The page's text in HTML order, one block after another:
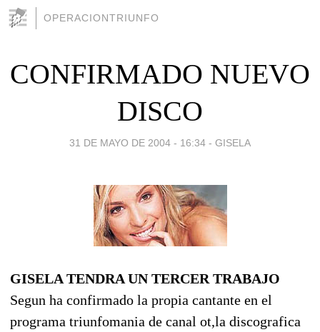
OPERACIONTRIUNFO
CONFIRMADO NUEVO
DISCO
31 DE MAYO DE 2004 - 16:34 - GISELA
GISELA TENDRA UN TERCER TRABAJO
Segun ha confirmado la propia cantante en el
programa triunfomania de canal ot,la discografica